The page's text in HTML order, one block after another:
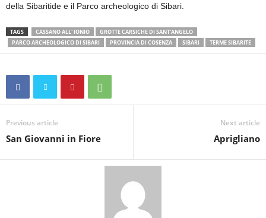
della Sibaritide e il Parco archeologico di Sibari.
TAGS CASSANO ALL' IONIO
GROTTE CARSICHE DI SANT'ANGELO
PARCO ARCHEOLOGICO DI SIBARI
PROVINCIA DI COSENZA SIBARI TERME SIBARITE
Previous article
San Giovanni in Fiore
Next article
Aprigliano